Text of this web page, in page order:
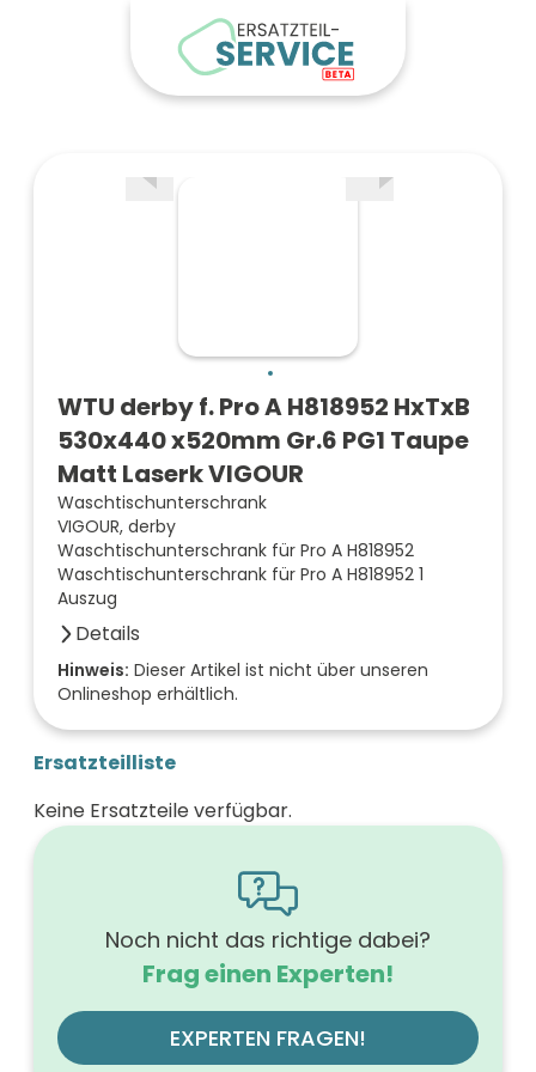
WTU derby f. Pro A H818952 HxTxB
530x440 x520mm Gr.6 PG1 Taupe
Matt Laserk VIGOUR
Waschtischunterschrank
VIGOUR, derby
Waschtischunterschrank für Pro A H818952
Waschtischunterschrank für Pro A H818952 1
Auszug
Details
Farbe der Front
520
Höhe (mm)
Tiefe (mm)
Ausführung der Beleuchtung
Werkstoff der Front
E1-Spanplatte, Melaminbeschichtung
Farbe des Korpus
taupe
Werkstoff des Korpus
Hinweis: Dieser Artikel ist nicht über unseren
Onlineshop erhältlich.
Ersatzteilliste
Keine Ersatzteile verfügbar.
Noch nicht das richtige dabei?
Frag einen Experten!
EXPERTEN FRAGEN!